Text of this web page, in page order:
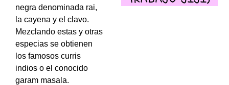
negra denominada rai,
la cayena y el clavo.
Mezclando estas y otras
especias se obtienen
los famosos curris
indios o el conocido
garam masala.